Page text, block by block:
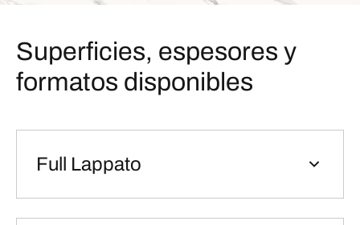
Superficies, espesores y
formatos disponibles
Full Lappato